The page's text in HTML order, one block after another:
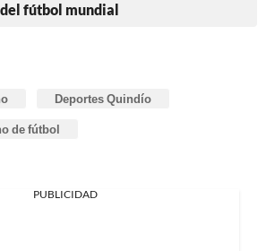
fútbol mundial
Deportes Quindío
de fútbol
PUBLICIDAD